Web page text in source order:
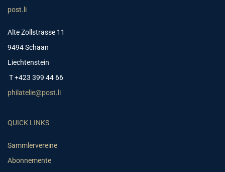
post.li
Alte Zollstrasse 11
9494 Schaan
Liechtenstein
T +423 399 44 66
philatelie@post.li
QUICK LINKS
Sammlervereine
Abonnemente